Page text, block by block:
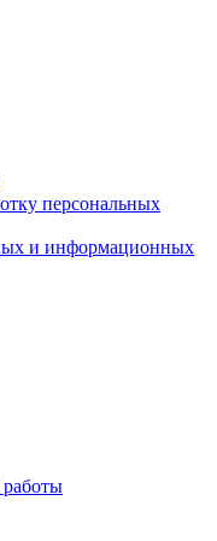
персональных
и информационных
работы